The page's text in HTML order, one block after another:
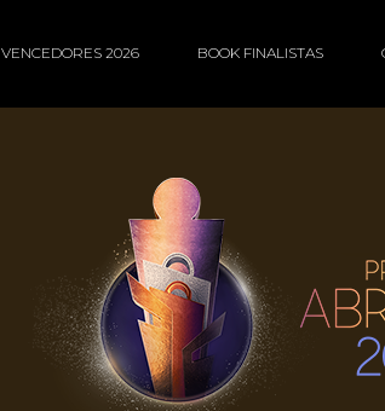
VENCEDORES 2026 BOOK FINALISTAS